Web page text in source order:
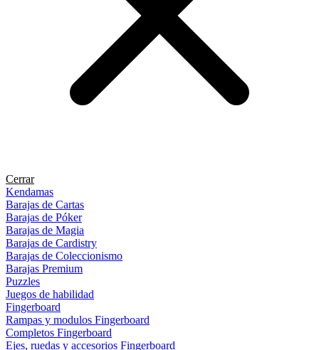
Cerrar
Kendamas
Barajas de Cartas
Barajas de Póker
Barajas de Magia
Barajas de Cardistry
Barajas de Coleccionismo
Barajas Premium
Puzzles
Juegos de habilidad
Fingerboard
Rampas y modulos Fingerboard
Completos Fingerboard
Ejes, ruedas y accesorios Fingerboard